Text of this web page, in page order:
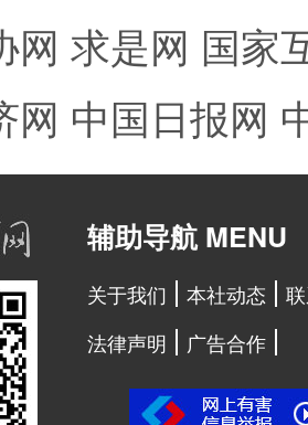
网 求是网 国家
网 中国日报网
辅助导航 MENU
关于我们 本社动态
法律声明
广告合作